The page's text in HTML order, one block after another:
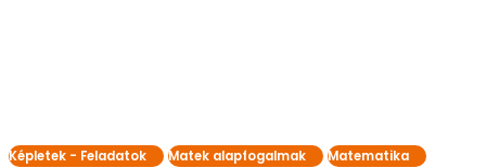
Képletek - Feladatok Matek alapfogalmak Matematika